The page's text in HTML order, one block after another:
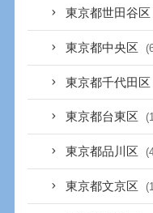
東京都世田谷区
東京都中央区
東京都千代田区
東京都台東区
東京都品川区
東京都文京区